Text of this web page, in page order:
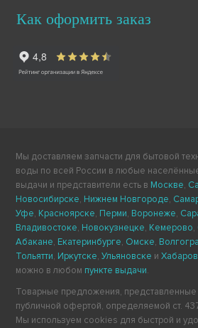
Как оформить заказ
Мы доставляем запчасти для бытовой
воды по всей России в любые
выдачи и представители есть в Москве,
Новосибирске, Нижнем Новгороде,
Уфе, Красноярске, Перми, Воронеже,
Владивостоке, Новокузнецке, Кемерово,
Абакане, Екатеринбурге, Омске,
Тольятти, Иркутске,Ульяновске и
можно в любом пункте выдачи.
Товарные предложения, представленные
публичной офертой, определяемой ст.
Мы используем cookies для быстрой и